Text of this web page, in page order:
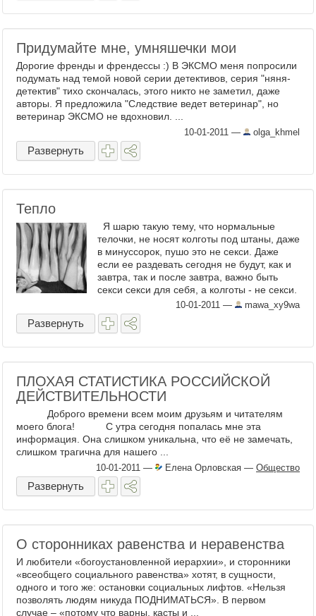
Придумайте мне, умняшечки мои
Дорогие френды и френдессы :) В ЭКСМО меня попросили
подумать над темой новой серии детективов, серия "няня-
детектив" тихо скончалась, этого никто не заметил, даже
авторы. Я предложила "Следствие ведет ветеринар", но
ветеринар ЭКСМО не вдохновил. ...
10-01-2011 — olga_khmel
Развернуть
Тепло
Я шарю такую тему, что нормальные
телочки, не носят колготы под штаны, даже
в минуссорок, пушо это не секси. Даже
если ее раздевать сегодня не будут, как и
завтра, так и после завтра, важно быть
секси секси для себя, а колготы - не секси.
10-01-2011 — mawa_xy9wa
Развернуть
ПЛОХАЯ СТАТИСТИКА РОССИЙСКОЙ
ДЕЙСТВИТЕЛЬНОСТИ
Доброго времени всем моим друзьям и читателям
моего блога! С утра сегодня попалась мне эта
информация. Она слишком уникальна, что её не замечать,
слишком трагична для нашего ...
10-01-2011 — Елена Орловская — Общество
Развернуть
О сторонниках равенства и неравенства
И любители «богоустановленной иерархии», и сторонники
«всеобщего социального равенства» хотят, в сущности,
одного и того же: остановки социальных лифтов. «Нельзя
позволять людям никуда ПОДНИМАТЬСЯ». В первом
случае – «потому что варны, касты и ...